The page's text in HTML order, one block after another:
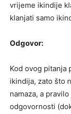
vrijeme ikindije
klanjati samo
Odgovor:
Kod ovog pitanja
ikindija, zato što
namaza, a
odgovornosti